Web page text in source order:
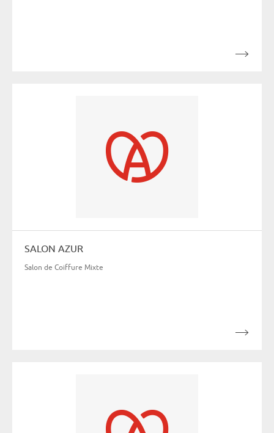
SALON AZUR
Salon de Coiffure Mixte